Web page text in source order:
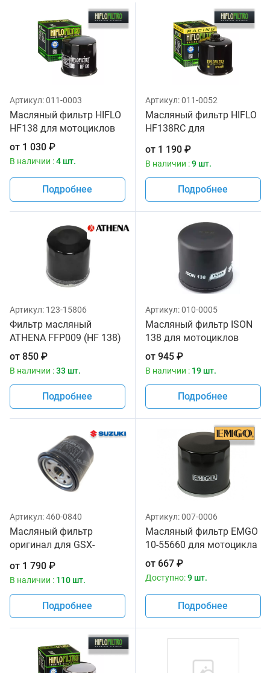
Артикул:011-0003
Масляный фильтр HIFLO
HF138 для мотоциклов
от 1 030 ₽
В наличии :4 шт.
Подробнее
Артикул:011-0052
Масляный фильтр HIFLO
HF138RC для
от 1 190₽
В наличии :9 шт.
Подробнее
Артикул: 123-15806
Фильтр масляный
ATHENA FFP009 (HF 138)
от 850 ₽
В наличии :33 шт.
Подробнее
Артикул:010-0005
Масляный фильтр ISON
138 для мотоциклов
от 945₽
В наличии : 19 шт.
Подробнее
Артикул:460-0840
Масляный фильтр
оригинал для GSX-
Suzuki 16510-07J00
от 1 790 ₽
В наличии : 110 шт.
Подробнее
Артикул:007-0006
Масляный фильтр EMGO
10-55660 для мотоцикла
от 667₽
Доступно:9 шт.
Подробнее